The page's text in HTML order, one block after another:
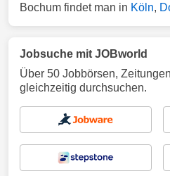
Bochum findet man in Köln,
Jobsuche mit JOBworld
Über 50 Jobbörsen,
gleichzeitig durchsuchen.